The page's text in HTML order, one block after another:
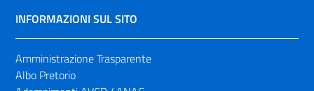
INFORMAZIONI SUL SITO
Amministrazione Trasparente
Albo Pretorio